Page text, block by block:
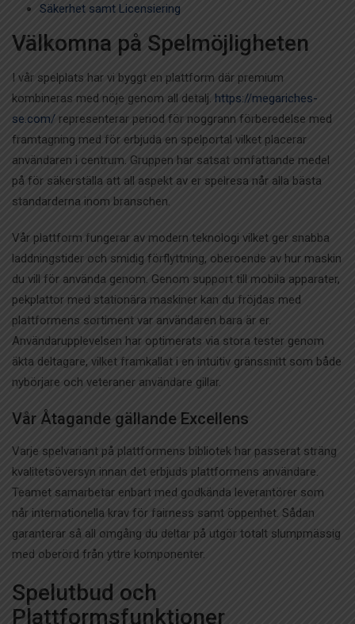
Säkerhet samt Licensiering
Välkomna på Spelmöjligheten
I vår spelplats har vi byggt en plattform där premium
kombineras med nöje genom all detalj. https://megariches-
se.com/ representerar period för noggrann förberedelse med
framtagning med för erbjuda en spelportal vilket placerar
användaren i centrum. Gruppen har satsat omfattande medel
på för säkerställa att all aspekt av er spelresa når alla bästa
standarderna inom branschen.
Vår plattform fungerar av modern teknologi vilket ger snabba
laddningstider och smidig förflyttning, oberoende av hur maskin
du vill för använda genom. Genom support till mobila apparater,
pekplattor med stationära maskiner kan du fröjdas med
plattformens sortiment var användaren bara är er.
Användarupplevelsen har optimerats via stora tester genom
äkta deltagare, vilket framkallat i en intuitiv gränssnitt som både
nybörjare och veteraner användare gillar.
Vår Åtagande gällande Excellens
Varje spelvariant på plattformens bibliotek har passerat sträng
kvalitetsöversyn innan det erbjuds plattformens användare.
Teamet samarbetar enbart med godkända leverantörer som
når internationella krav för fairness samt öppenhet. Sådan
garanterar så all omgång du deltar på utgör totalt slumpmässig
med oberörd från yttre komponenter.
Spelutbud och
Plattformsfunktioner